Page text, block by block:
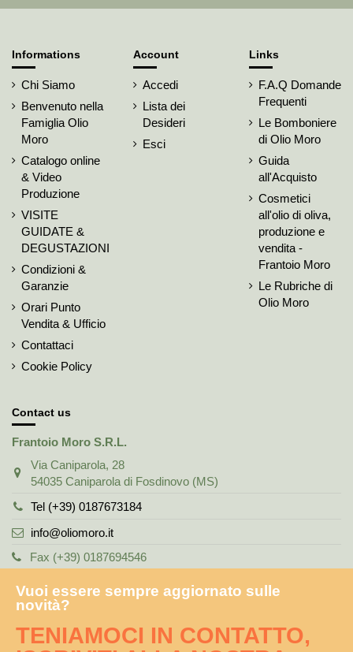
Informations
Chi Siamo
Benvenuto nella
Famiglia Olio
Moro
Catalogo online
& Video
Produzione
VISITE
GUIDATE &
DEGUSTAZIONI
Condizioni &
Garanzie
Orari Punto
Vendita & Ufficio
Contattaci
Cookie Policy
Account
Accedi
Lista dei
Desideri
Esci
Links
F.A.Q Domande
Frequenti
Le Bomboniere
di Olio Moro
Guida
all'Acquisto
Cosmetici
all'olio di oliva,
produzione e
vendita -
Frantoio Moro
Le Rubriche di
Olio Moro
Contact us
Frantoio Moro S.R.L.
Via Caniparola, 28
54035 Caniparola di Fosdinovo (MS)
Tel (+39) 0187673184
info@oliomoro.it
Fax (+39) 0187694546
Vuoi essere sempre aggiornato sulle
novità?
TENIAMOCI IN CONTATTO,